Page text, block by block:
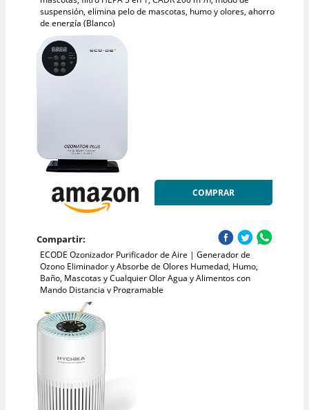
suspensión, elimina pelo de mascotas, humo y olores, ahorro
de energía (Blanco)
COMPRAR
Compartir:
ECODE Ozonizador Purificador de Aire | Generador de
Ozono Eliminador y Absorbe de Olores Humedad, Humo,
Baño, Mascotas y Cualquier Olor Agua y Alimentos con
Mando Distancia y Programable